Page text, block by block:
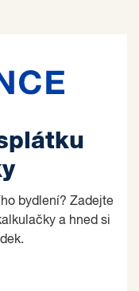
bydlení? Zadejte
a hned si